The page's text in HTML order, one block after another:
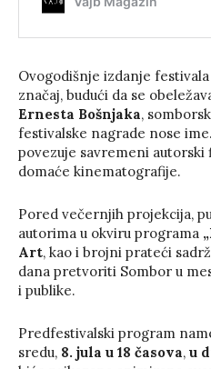
Ovogodišnje izdanje
značaj, budući da se
Ernesta Bošnjaka,
festivalske nagrade nose
povezuje savremeni
domaće kinematografije.
Pored večernjih projekcija,
autorima u okviru programa
Art, kao i brojni prateći
dana pretvoriti Sombor u
i publike.
Predfestivalski program
sredu, 8. jula u 18 časova, u